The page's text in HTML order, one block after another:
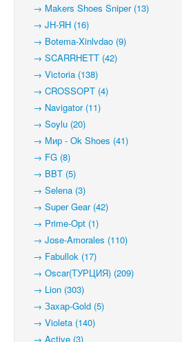
→ Makers Shoes Sniper (13)
→ JH-ЯН (16)
→ Botema-Xinlvdao (9)
→ SCARRHETT (42)
→ Victoria (138)
→ CROSSOPT (4)
→ Navigator (11)
→ Soylu (20)
→ Мир - Ok Shoes (41)
→ FG (8)
→ BBT (5)
→ Selena (3)
→ Super Gear (42)
→ Prime-Opt (1)
→ Jose-Amorales (110)
→ Fabullok (17)
→ Oscar(ТУРЦИЯ) (209)
→ Lion (303)
→ Захар-Gold (5)
→ Violeta (140)
→ Active (3)